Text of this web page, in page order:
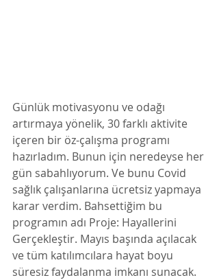
Günlük motivasyonu ve odağı
artırmaya yönelik, 30 farklı aktivite
içeren bir öz-çalışma programı
hazırladım. Bunun için neredeyse her
gün sabahlıyorum. Ve bunu Covid
sağlık çalışanlarına ücretsiz yapmaya
karar verdim. Bahsettiğim bu
programın adı Proje: Hayallerini
Gerçekleştir. Mayıs başında açılacak
ve tüm katılımcılara hayat boyu
süresiz faydalanma imkanı sunacak.